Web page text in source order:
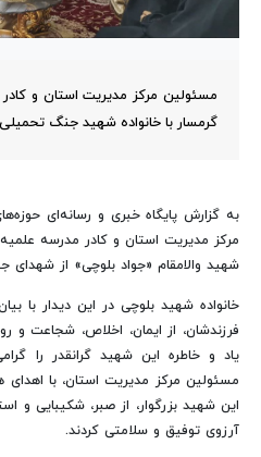
مسئولین مرکز مدیریت استان و
گرمسار با خانواده شهید جنگ
به گزارش پایگاه خبری و رسانه‌ای
مرکز مدیریت استان و کادر مدرسه
شهید والامقام «جواد بلوچی» از
خانواده شهید بلوچی در این دیدار با
فرزندشان، از ایمان، اخلاص، شجاعت و
یاد و خاطره این شهید گرانقدر را
مسئولین مرکز مدیریت استان، با اهدای
این شهید بزرگوار، از صبر، شکیبایی و
آرزوی توفیق و سلامتی کردند.